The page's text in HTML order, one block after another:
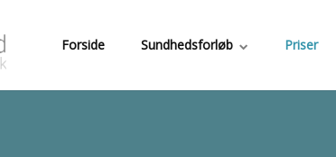
Forside Sundhedsforløb Priser